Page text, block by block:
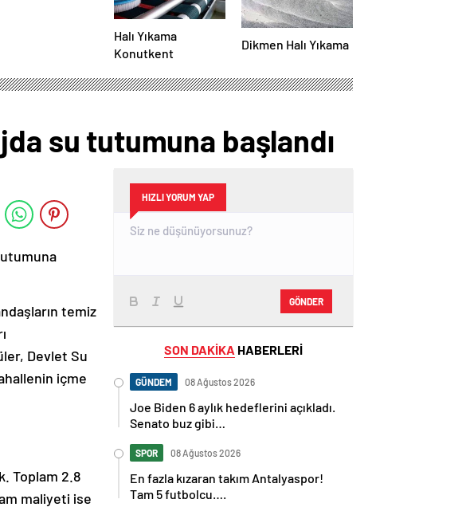
Halı Yıkama
Konutkent
Dikmen Halı Yıkama
su tutumuna başlandı
temiz
Devlet Su
içme
Toplam 2.8
maliyeti ise
HIZLI YORUM YAP
GÖNDER
SON DAKİKA HABERLERİ
GÜNDEM 08 Ağustos 2026
Joe Biden 6 aylık hedeflerini açıkladı.
Senato buz gibi…
SPOR 08 Ağustos 2026
En fazla kızaran takım Antalyaspor!
Tam 5 futbolcu….